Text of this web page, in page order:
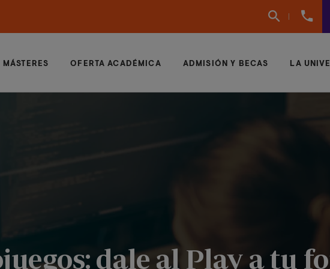
960
MÁSTERES OFERTA ACADÉMICA ADMISIÓN Y BECAS LA
dale al Play a tu